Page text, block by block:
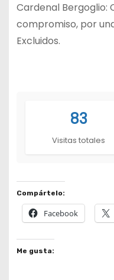
Cardenal Bergoglio:
compromiso, por
Excluidos.
83
Visitas totales
Compártelo:
Facebook
Me gusta: